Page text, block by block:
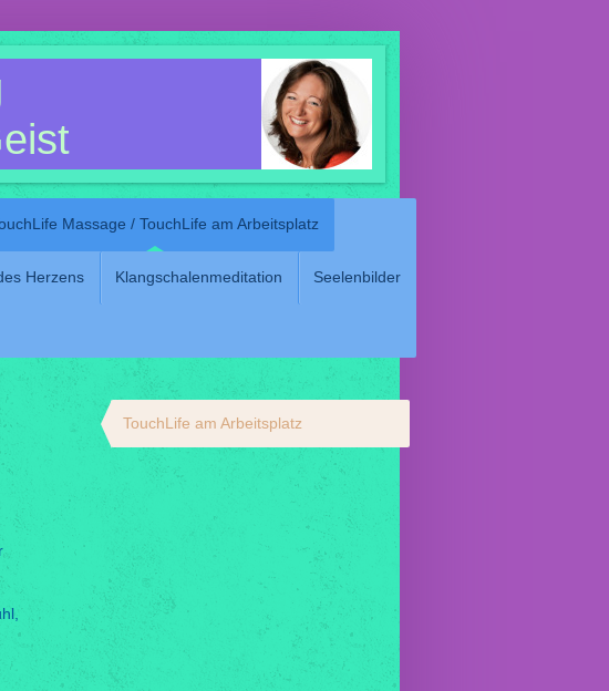
Massage / TouchLife am Arbeitsplatz
Herzens Klangschalenmeditation Seelenbilder
TouchLife am Arbeitsplatz